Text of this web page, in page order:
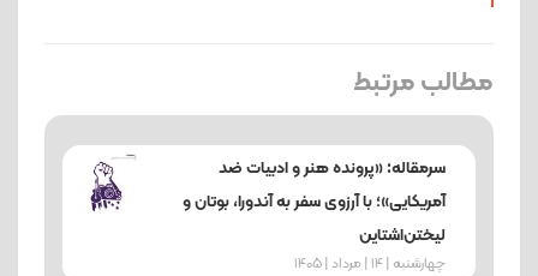
مطالب مرتبط
سرمقاله: «پرونده هنر و ادبیات ضد
آمریکایی»؛ با آرزوی سفر به آندورا، بوتان و
لیختن‌اشتاین
چهارشنبه | 14 | مرداد | 1405